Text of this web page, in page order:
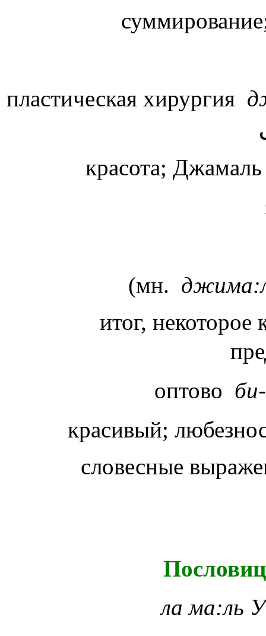
пластическая хирургия
красота;
(мн.
итог, некоторое
оптово
красивый;
словесные
ла ма:ль